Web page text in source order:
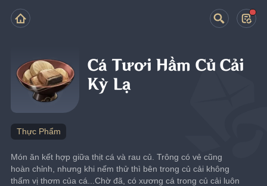
Cá Tươi Hầm Củ Cải
Kỳ Lạ
Thực Phẩm
Món ăn kết hợp giữa thịt cá và rau củ. Trông có vẻ cũng
hoàn chỉnh, nhưng khi nếm thử thì bên trong củ cải không
thấm vị thơm của cá...Chờ đã, có xương cá trong củ cải luôn